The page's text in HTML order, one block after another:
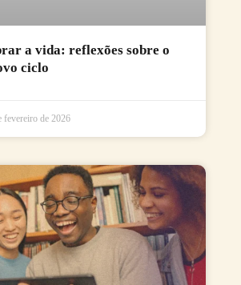
a vida: reflexões sobre o
ciclo
fevereiro de 2026